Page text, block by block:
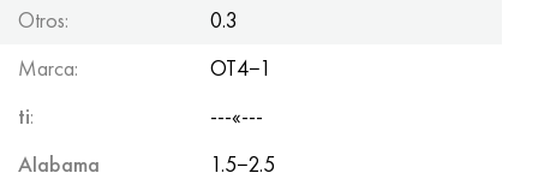
Otros:
0.3
Marca:
OT4−1
ti:
---«---
Alabama
1.5−2.5